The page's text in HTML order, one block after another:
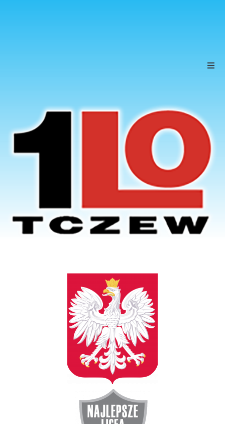
Uczniowie